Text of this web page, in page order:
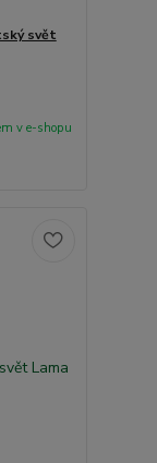
svět
v e-shopu